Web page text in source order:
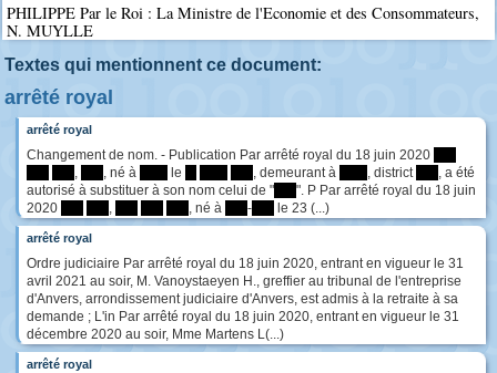
PHILIPPE Par le Roi : La Ministre de l'Economie et des Consommateurs,
N. MUYLLE
Textes qui mentionnent ce document:
arrêté royal
arrêté royal
Changement de nom. - Publication Par arrêté royal du 18 juin 2020
, , né à le , demeurant à , district
, a été
autorisé à substituer à son nom celui de "
". P Par arrêté royal du 18 juin
2020
, , né à - le 23 (...)
arrêté royal
Ordre judiciaire Par arrêté royal du 18 juin 2020, entrant en vigueur le 31
avril 2021 au soir, M. Vanoystaeyen H., greffier au tribunal de l'entreprise
d'Anvers, arrondissement judiciaire d'Anvers, est admis à la retraite à sa
demande ; L'in Par arrêté royal du 18 juin 2020, entrant en vigueur le 31
décembre 2020 au soir, Mme Martens L(...)
arrêté royal